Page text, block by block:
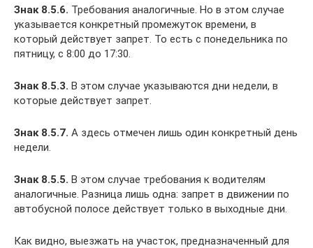
Знак 8.5.6. Требования аналогичные. Но в этом случае
указывается конкретный промежуток времени, в
который действует запрет. То есть с понедельника по
пятницу, с 8:00 до 17:30.
Знак 8.5.3. В этом случае указываются дни недели, в
которые действует запрет.
Знак 8.5.7. А здесь отмечен лишь один конкретный день
недели.
Знак 8.5.5. В этом случае требования к водителям
аналогичные. Разница лишь одна: запрет в движении по
автобусной полосе действует только в выходные дни.
Как видно, выезжать на участок, предназначенный для